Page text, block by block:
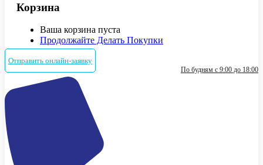
Корзина
Ваша корзина пуста
Продолжайте Делать Покупки
Отправить онлайн-заявку
По будням с 9:00 до 18:00